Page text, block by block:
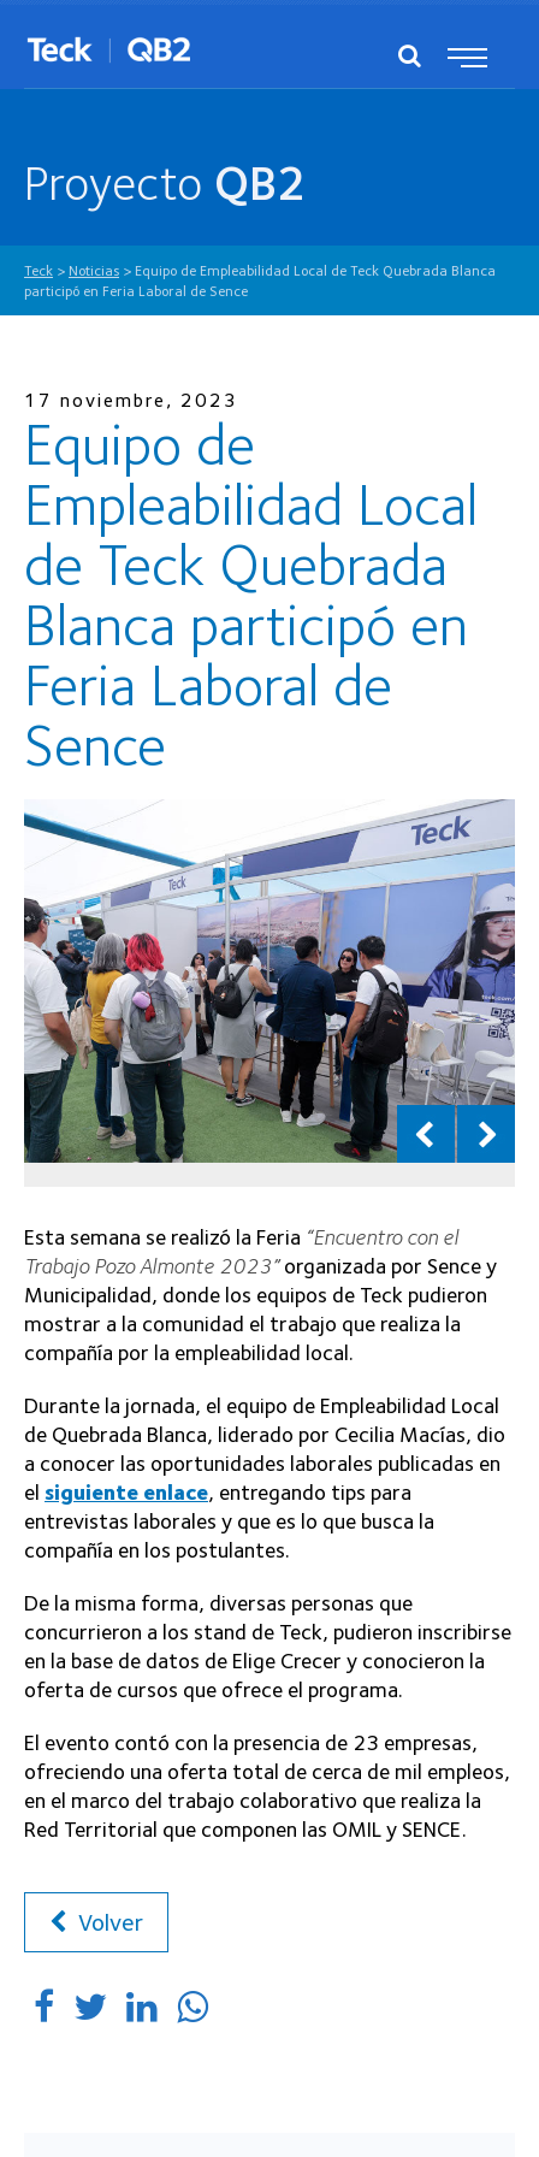
Proyecto QB2
Teck > Noticias > Equipo de Empleabilidad Local de Teck Quebrada Blanca
participó en Feria Laboral de Sence
17 noviembre, 2023
Equipo de
Empleabilidad Local
de Teck Quebrada
Blanca participó en
Feria Laboral de
Sence
Esta semana se realizó la Feria “Encuentro con el
Trabajo Pozo Almonte 2023”organizada por Sence y
Municipalidad, donde los equipos de Teck pudieron
mostrar a la comunidad el trabajo que realiza la
compañía por la empleabilidad local.
Durante la jornada, el equipo de Empleabilidad Local
de Quebrada Blanca, liderado por Cecilia Macías, dio
a conocer las oportunidades laborales publicadas en
el siguiente enlace, entregando tips para
entrevistas laborales y que es lo que busca la
compañía en los postulantes.
De la misma forma, diversas personas que
concurrieron a los stand de Teck, pudieron inscribirse
en la base de datos de Elige Crecer y conocieron la
oferta de cursos que ofrece el programa.
El evento contó con la presencia de 23 empresas,
ofreciendo una oferta total de cerca de mil empleos,
en el marco del trabajo colaborativo que realiza la
Red Territorial que componen las OMIL y SENCE.
Volver